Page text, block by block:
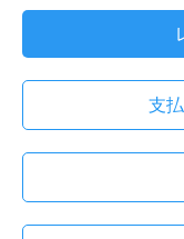
支